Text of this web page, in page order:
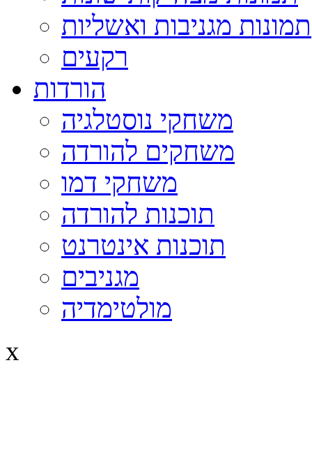
תמונות מגניבות ואשליות
רקעים
הורדות
משחקי נוסטלגיה
משחקים להורדה
משחקי דמו
תוכנות להורדה
תוכנות אינטרנט
מגניבים
מולטימדיה
x